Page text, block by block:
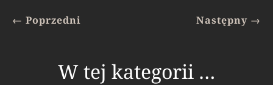
← Poprzedni Następny →
W tej kategorii …